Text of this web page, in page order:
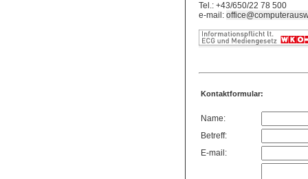
Tel.: +43/650/22 78 500
e-mail:
Kontaktformular:
Name:
Betreff:
E-mail: